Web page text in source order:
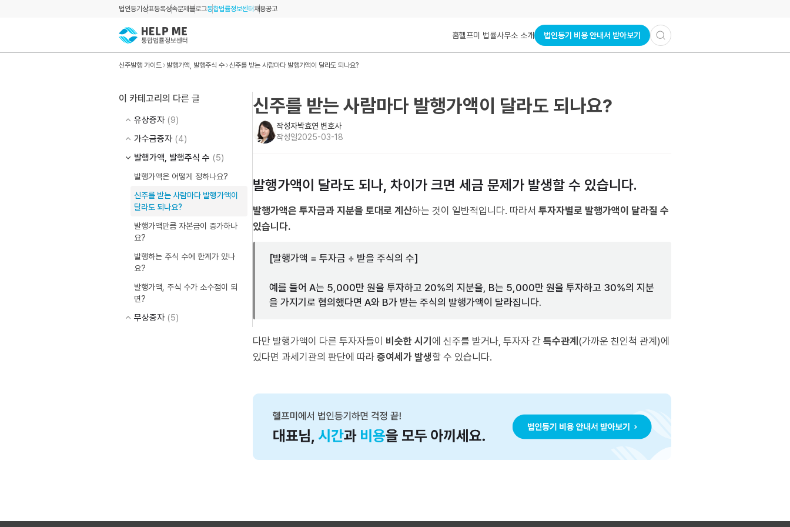
법인등기 상표등록상속문제 블로그통합법률정보센터 채용공고
홈헬프미 법률사무소 소개 법인등기 비용 안내서 받아보기
신주발행 가이드 발행가액, 발행주식 수 신주를 받는 사람마다 발행가액이 달라도 되나요?
이 카테고리의 다른 글
유상증자 (9)
가수금증자 (4)
발행가액, 발행주식 수 (5)
발행가액은 어떻게 정하나요?
신주를 받는 사람마다 발행가액이
달라도 되나요?
발행가액만큼 자본금이 증가하나
요?
발행하는 주식 수에 한계가 있나
요?
발행가액, 주식 수가 소수점이 되
면?
무상증자 (5)
신주를 받는 사람마다 발행가액이 달라도 되나요?
작성자박효연 변호사
작성일2025-03-18
발행가액이 달라도 되나, 차이가 크면 세금 문제가 발생할 수 있습니다.
발행가액은 투자금과 지분을 토대로 계산하는 것이 일반적입니다. 따라서 투자자별로 발행가액이 달라질 수
있습니다.
[발행가액 = 투자금 ÷ 받을 주식의 수]
예를 들어 A는 5,000만 원을 투자하고 20%의 지분을, B는 5,000만 원을 투자하고 30%의 지분
을 가지기로 협의했다면 A와 B가 받는 주식의 발행가액이 달라집니다.
다만 발행가액이 다른 투자자들이 비슷한 시기 에 신주를 받거나, 투자자 간 특수관계 (가까운 친인척 관계)에
있다면 과세기관의 판단에 따라 증여세가 발생할 수 있습니다.